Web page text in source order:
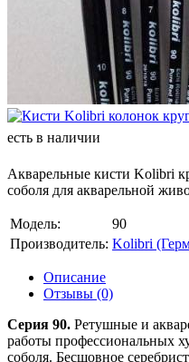
есть в наличии
Акварельные кисти Kolibri
соболя для акварельной
Модель:
90
Производитель: Kolibri
Описание
Отзывы (0)
Серия 90. Ретушные и
работы профессиональных
соболя. Бесшовное